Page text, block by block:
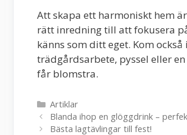
Att skapa ett harmoniskt hem
rätt inredning till att fokusera
känns som ditt eget. Kom
trädgårdsarbete, pyssel eller
får blomstra.
Kategorier
Artiklar
Blanda ihop en glöggdrink –
Bästa lagtävlingar till fest!